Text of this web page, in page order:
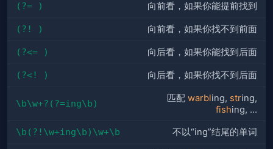
(?= ) 向前看，如果你能提前找到
(?! ) 向前看，如果你找不到前面
(?<= ) 向后看，如果你能找到后面
(?<! ) 向后看，如果你找不到后面
\b\w+?(?=ing\b) 匹配 warbling, string,
fishing, ...
\b(?!\w+ing\b)\w+\b 不以“ing”结尾的单词